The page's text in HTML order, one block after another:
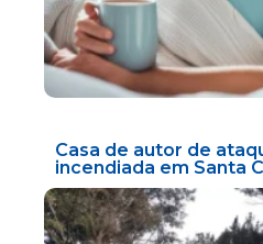
Casa de autor de
incendiada em Santa